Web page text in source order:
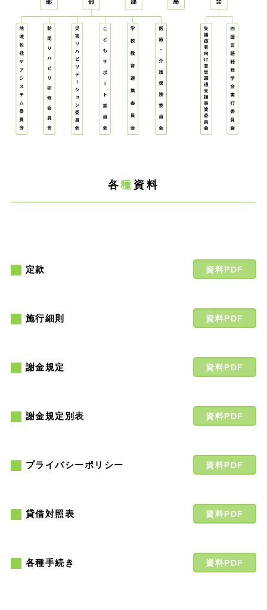
各種 資料
定款 資料PDF
施行細則 資料PDF
謝金規定 資料PDF
謝金規定別表 資料PDF
プライバシーポリシー 資料PDF
貸借対照表 資料PDF
各種手続き 資料PDF